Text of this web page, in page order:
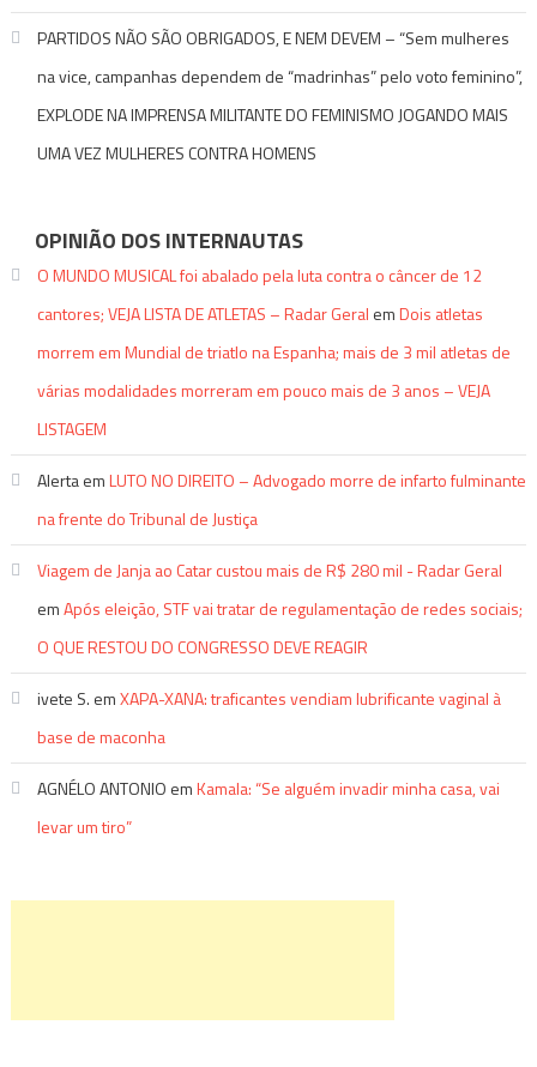
PARTIDOS NÃO SÃO OBRIGADOS, E NEM DEVEM – “Sem mulheres
na vice, campanhas dependem de “madrinhas” pelo voto feminino”,
EXPLODE NA IMPRENSA MILITANTE DO FEMINISMO JOGANDO MAIS
UMA VEZ MULHERES CONTRA HOMENS
OPINIÃO DOS INTERNAUTAS
O MUNDO MUSICAL foi abalado pela luta contra o câncer de 12
cantores; VEJA LISTA DE ATLETAS – Radar Geral emDois atletas
morrem em Mundial de triatlo na Espanha; mais de 3 mil atletas de
várias modalidades morreram em pouco mais de 3 anos – VEJA
LISTAGEM
AlertaemLUTO NO DIREITO – Advogado morre de infarto fulminante
na frente do Tribunal de Justiça
Viagem de Janja ao Catar custou mais de R$ 280 mil - Radar Geral
emApós eleição, STF vai tratar de regulamentação de redes sociais;
O QUE RESTOU DO CONGRESSO DEVE REAGIR
ivete S. emXAPA-XANA: traficantes vendiam lubrificante vaginal à
base de maconha
AGNÉLO ANTONIO emKamala: “Se alguém invadir minha casa, vai
levar um tiro”